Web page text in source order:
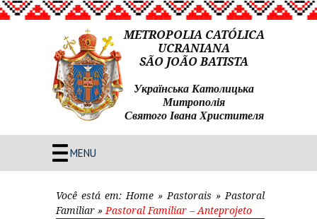
METROPOLIA CATÓLICA
UCRANIANA
SÃO JOÃO BATISTA
Українська Католицька
Митрополія
Святого Івана Христителя
MENU
Você está em: Home » Pastorais » Pastoral
Familiar » Pastoral Familiar – Anteprojeto